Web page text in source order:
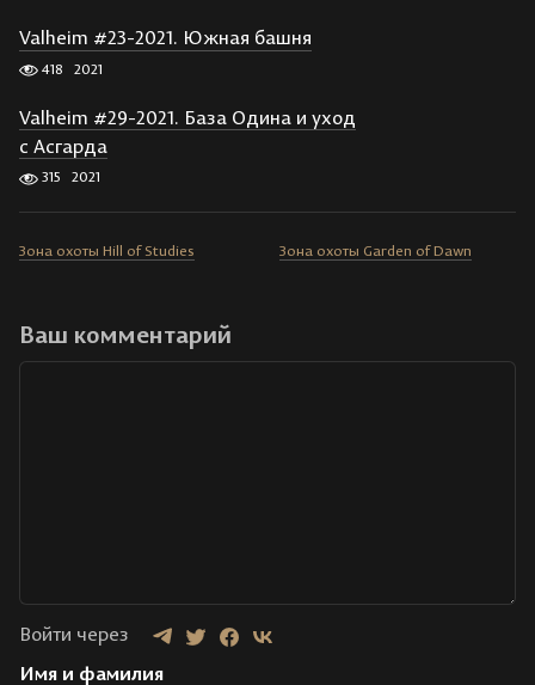
Valheim #23-2021. Южная башня
418 2021
Valheim #29-2021. База Одина и уход
с Асгарда
315 2021
Зона охоты Hill of Studies Зона охоты Garden of Dawn
Ваш комментарий
Войти через
Имя и фамилия